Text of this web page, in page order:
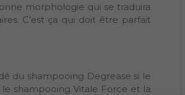
morphologie qui se traduira
C’est ça qui doit être parfait
du shampooing Degrease si le
shampooing Vitale Force et la